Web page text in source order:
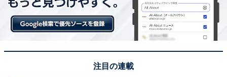
1位は、目黒蓮さんでした。
現在29歳の目黒さんは、Snow Manのメンバーとして活
注目の連載